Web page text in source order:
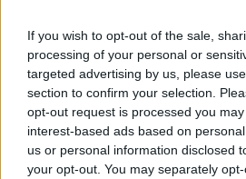
If you wish to opt-out of the sale,
processing of your personal or
targeted advertising by us, please
section to confirm your selection.
opt-out request is processed you
interest-based ads based on
us or personal information disclosed
your opt-out. You may separately